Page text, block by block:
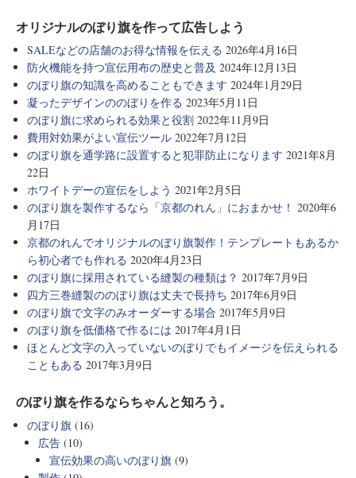
オリジナルのぼり旗を作って広告しよう
SALEなどの店舗のお得な情報を伝える 2026年4月16日
防火機能を持つ宣伝用布の歴史と普及 2024年12月13日
のぼり旗の知識を高めることもできます 2024年1月29日
凝ったデザインののぼりを作る 2023年5月11日
のぼり旗に求められる効果と役割 2022年11月9日
費用対効果がよい宣伝ツール 2022年7月12日
のぼり旗を通学路に設置すると犯罪防止になります 2021年8月
22日
ホワイトデーの宣伝をしよう 2021年2月5日
のぼり旗を製作するなら「京都のれん」におまかせ！ 2020年6
月17日
京都のれんでオリジナルのぼり旗製作！テンプレートもあるか
ら初心者でも作れる 2020年4月23日
のぼり旗に採用されている縫製の種類は？ 2017年7月9日
四方三巻縫製ののぼり旗は丈夫で長持ち 2017年6月9日
のぼり旗で文字のみオーダーする場合 2017年5月9日
のぼり旗を低価格で作るには 2017年4月1日
ほとんど文字の入っていないのぼりでもイメージを伝えられる
こともある 2017年3月9日
のぼり旗を作るならちゃんと知ろう。
のぼり旗 (16)
広告 (10)
宣伝効果の高いのぼり旗 (9)